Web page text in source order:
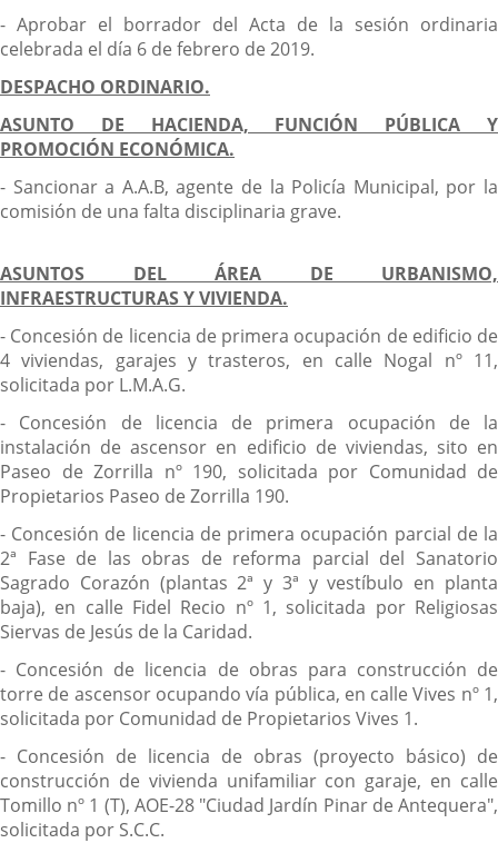
- Aprobar el borrador del Acta de la sesión ordinaria
celebrada el día 6 de febrero de 2019.
DESPACHO ORDINARIO.
ASUNTO DE HACIENDA, FUNCIÓN PÚBLICA Y
PROMOCIÓN ECONÓMICA.
- Sancionar a A.A.B, agente de la Policía Municipal, por la
comisión de una falta disciplinaria grave.
ASUNTOS DEL ÁREA DE URBANISMO,
INFRAESTRUCTURAS Y VIVIENDA.
- Concesión de licencia de primera ocupación de edificio de
4 viviendas, garajes y trasteros, en calle Nogal nº 11,
solicitada por L.M.A.G.
- Concesión de licencia de primera ocupación de la
instalación de ascensor en edificio de viviendas, sito en
Paseo de Zorrilla nº 190, solicitada por Comunidad de
Propietarios Paseo de Zorrilla 190.
- Concesión de licencia de primera ocupación parcial de la
2ª Fase de las obras de reforma parcial del Sanatorio
Sagrado Corazón (plantas 2ª y 3ª y vestíbulo en planta
baja), en calle Fidel Recio nº 1, solicitada por Religiosas
Siervas de Jesús de la Caridad.
- Concesión de licencia de obras para construcción de
torre de ascensor ocupando vía pública, en calle Vives nº 1,
solicitada por Comunidad de Propietarios Vives 1.
- Concesión de licencia de obras (proyecto básico) de
construcción de vivienda unifamiliar con garaje, en calle
Tomillo nº 1 (T), AOE-28 "Ciudad Jardín Pinar de Antequera",
solicitada por S.C.C.